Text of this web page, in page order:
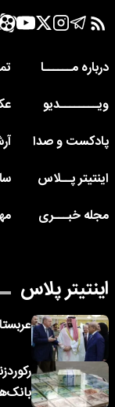
درباره مــــــا
ویــــــــدیو
پادکست و صدا
اینتیتر پــلاس
مجله خبـــری
اینتیتر پلاس
بانک‌ها